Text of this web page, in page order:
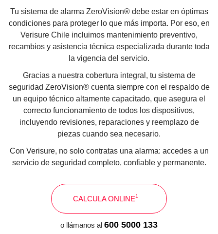
Tu sistema de alarma ZeroVision® debe estar en óptimas
condiciones para proteger lo que más importa. Por eso, en
Verisure Chile incluimos mantenimiento preventivo,
recambios y asistencia técnica especializada durante toda
la vigencia del servicio.
Gracias a nuestra cobertura integral, tu sistema de
seguridad ZeroVision® cuenta siempre con el respaldo de
un equipo técnico altamente capacitado, que asegura el
correcto funcionamiento de todos los dispositivos,
incluyendo revisiones, reparaciones y reemplazo de
piezas cuando sea necesario.
Con Verisure, no solo contratas una alarma: accedes a un
servicio de seguridad completo, confiable y permanente.
CALCULA ONLINE1
o llámanos al 600 5000 133